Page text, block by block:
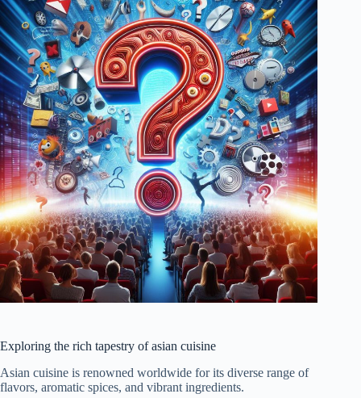
Exploring the rich tapestry of asian cuisine
Asian cuisine is renowned worldwide for its diverse range of
flavors, aromatic spices, and vibrant ingredients.